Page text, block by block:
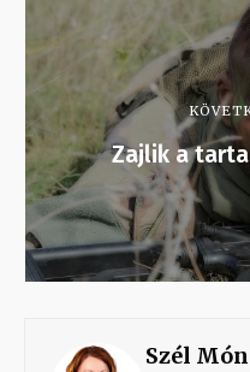
Zajlik a
Szél